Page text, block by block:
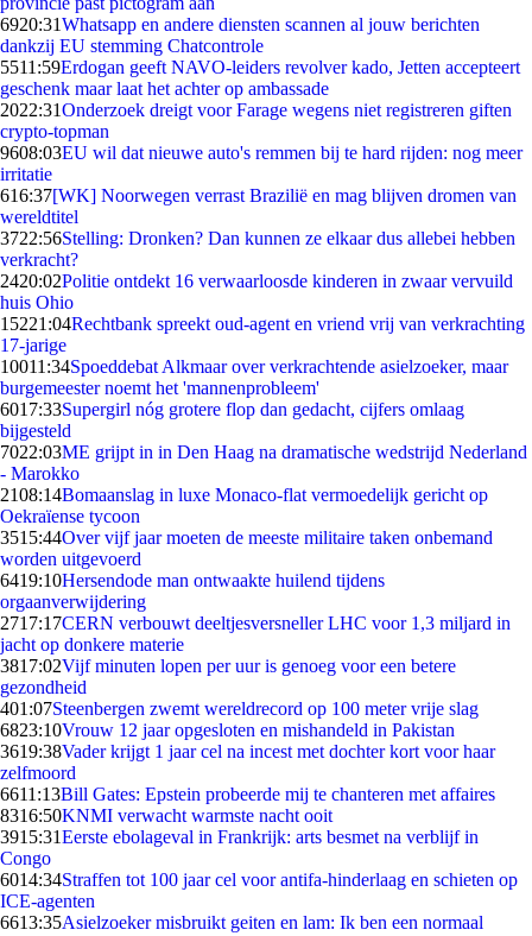
6920:31Whatsapp en andere diensten scannen al jouw berichten
dankzij EU stemming Chatcontrole
5511:59Erdogan geeft NAVO-leiders revolver kado, Jetten accepteert
geschenk maar laat het achter op ambassade
2022:31Onderzoek dreigt voor Farage wegens niet registreren giften
crypto-topman
9608:03EU wil dat nieuwe auto's remmen bij te hard rijden: nog meer
irritatie
616:37[WK] Noorwegen verrast Brazilië en mag blijven dromen van
wereldtitel
3722:56Stelling: Dronken? Dan kunnen ze elkaar dus allebei hebben
verkracht?
2420:02Politie ontdekt 16 verwaarloosde kinderen in zwaar vervuild
huis Ohio
15221:04Rechtbank spreekt oud-agent en vriend vrij van verkrachting
17-jarige
10011:34Spoeddebat Alkmaar over verkrachtende asielzoeker, maar
burgemeester noemt het 'mannenprobleem'
6017:33Supergirl nóg grotere flop dan gedacht, cijfers omlaag
bijgesteld
7022:03ME grijpt in in Den Haag na dramatische wedstrijd Nederland
- Marokko
2108:14Bomaanslag in luxe Monaco-flat vermoedelijk gericht op
Oekraïense tycoon
3515:44Over vijf jaar moeten de meeste militaire taken onbemand
worden uitgevoerd
6419:10Hersendode man ontwaakte huilend tijdens
orgaanverwijdering
2717:17CERN verbouwt deeltjesversneller LHC voor 1,3 miljard in
jacht op donkere materie
3817:02Vijf minuten lopen per uur is genoeg voor een betere
gezondheid
401:07Steenbergen zwemt wereldrecord op 100 meter vrije slag
6823:10Vrouw 12 jaar opgesloten en mishandeld in Pakistan
3619:38Vader krijgt 1 jaar cel na incest met dochter kort voor haar
zelfmoord
6611:13Bill Gates: Epstein probeerde mij te chanteren met affaires
8316:50KNMI verwacht warmste nacht ooit
3915:31Eerste ebolageval in Frankrijk: arts besmet na verblijf in
Congo
6014:34Straffen tot 100 jaar cel voor antifa-hinderlaag en schieten op
ICE-agenten
6613:35Asielzoeker misbruikt geiten en lam: Ik ben een normaal